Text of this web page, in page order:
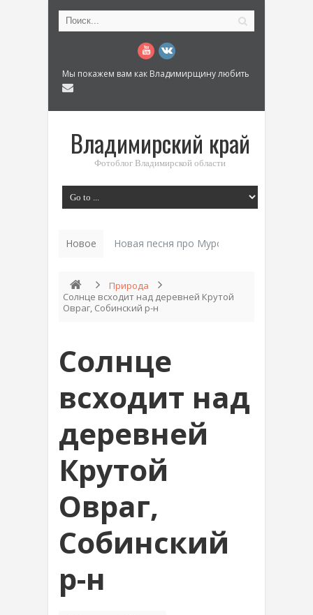
Мы покажем вам как Владимирщину любить
Владимирский край
Фотоблог Владимирской области
Новое Новая песня про Муром: «Былинный
Природа
Солнце всходит над деревней Крутой
Овраг, Собинский р-н
Солнце
всходит над
деревней
Крутой
Овраг,
Собинский
р-н